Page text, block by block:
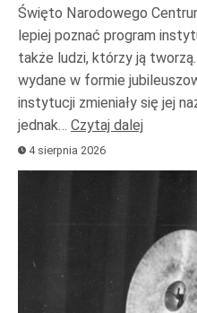
Święto Narodowego
lepiej poznać program
także ludzi, którzy ją
wydane w formie
instytucji zmieniały się jej
jednak… Czytaj dalej
4 sierpnia 2026